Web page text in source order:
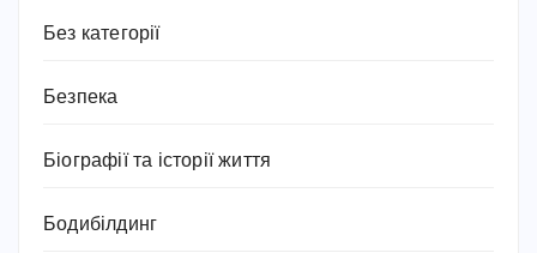
Без категорії
Безпека
Біографії та історії життя
Бодибілдинг